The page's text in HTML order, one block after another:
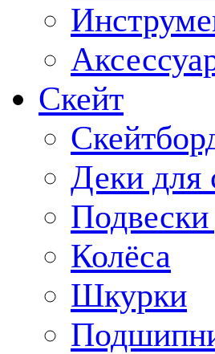
Скейт
Деки для
Подвески
Колёса
Шкурки